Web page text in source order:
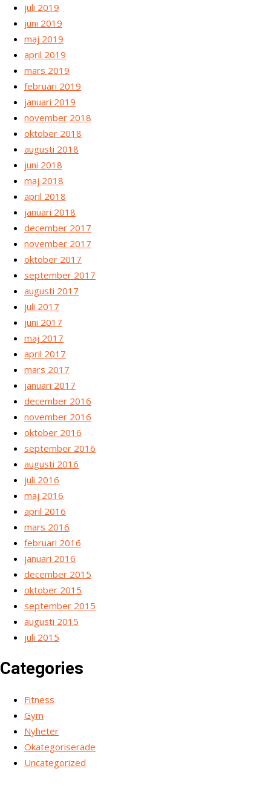
juli 2019
juni 2019
maj 2019
april 2019
mars 2019
februari 2019
januari 2019
november 2018
oktober 2018
augusti 2018
juni 2018
maj 2018
april 2018
januari 2018
december 2017
november 2017
oktober 2017
september 2017
augusti 2017
juli 2017
juni 2017
maj 2017
april 2017
mars 2017
januari 2017
december 2016
november 2016
oktober 2016
september 2016
augusti 2016
juli 2016
maj 2016
april 2016
mars 2016
februari 2016
januari 2016
december 2015
oktober 2015
september 2015
augusti 2015
juli 2015
Categories
Fitness
Gym
Nyheter
Okategoriserade
Uncategorized